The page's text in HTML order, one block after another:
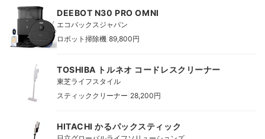
DEEBOT N30 PRO OMNI
エコバックスジャパン
ロボット掃除機 89,800円
TOSHIBA トルネオ コードレスクリーナー
東芝ライフスタイル
スティッククリーナー 28,200円
HITACHI かるパックスティック